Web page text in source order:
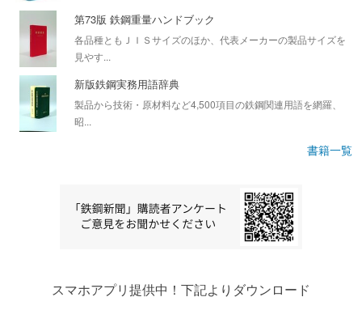
第73版 鉄鋼重量ハンドブック
各品種ともＪＩＳサイズのほか、代表メーカーの製品サイズを
見やす...
新版鉄鋼実務用語辞典
製品から技術・原材料など4,500項目の鉄鋼関連用語を網羅、
昭...
書籍一覧
スマホアプリ提供中！下記よりダウンロード